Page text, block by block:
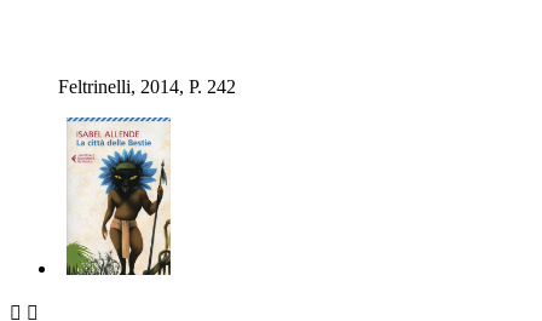
Feltrinelli, 2014, P. 242
 